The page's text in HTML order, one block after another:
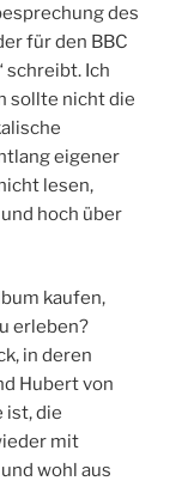
des
für den BBC
schreibt. Ich
sollte nicht die
eigener
lesen,
hoch über
kaufen,
erleben?
in deren
Hubert von
ist, die
mit
wohl aus